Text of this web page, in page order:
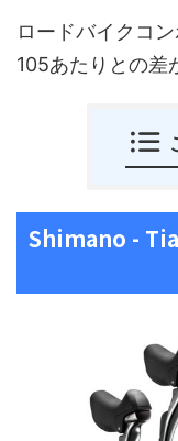
ロードバイクコ
105あたりとの差
Shimano -